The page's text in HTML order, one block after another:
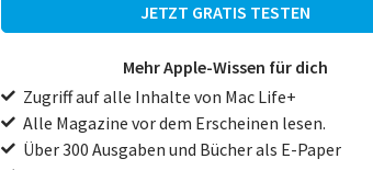
JETZT GRATIS TESTEN
Mehr Apple-Wissen für dich
Zugriff auf alle Inhalte von Mac Life+
Alle Magazine vor dem Erscheinen lesen.
Über 300 Ausgaben und Bücher als E-Paper